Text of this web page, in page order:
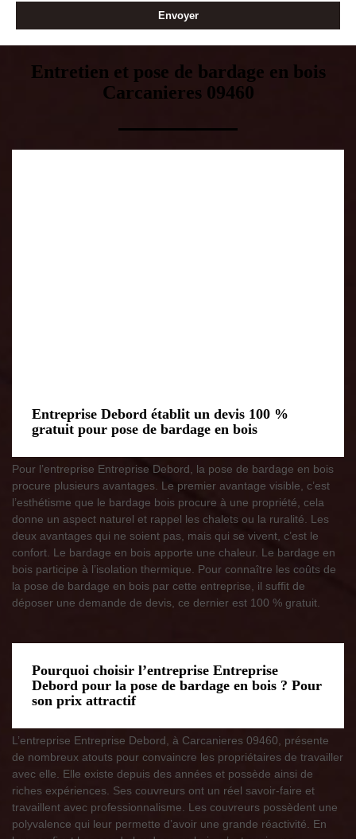
Entretien et pose de bardage en bois
Carcanieres 09460
Entreprise Debord établit un devis 100 %
gratuit pour pose de bardage en bois
Pour l’entreprise Entreprise Debord, la pose de bardage en bois
procure plusieurs avantages. Le premier avantage visible, c’est
l’esthétisme que le bardage bois procure à une propriété, cela
donne un aspect naturel et rappel les chalets ou la ruralité. Les
deux avantages qui ne soient pas, mais qui se vivent, c’est le
confort. Le bardage en bois apporte une chaleur. Le bardage en
bois participe à l’isolation thermique. Pour connaître les coûts de
la pose de bardage en bois par cette entreprise, il suffit de
déposer une demande de devis, ce dernier est 100 % gratuit.
Pourquoi choisir l’entreprise Entreprise
Debord pour la pose de bardage en bois ? Pour
son prix attractif
L’entreprise Entreprise Debord, à Carcanieres 09460, présente
de nombreux atouts pour convaincre les propriétaires de travailler
avec elle. Elle existe depuis des années et possède ainsi de
riches expériences. Ses couvreurs ont un réel savoir-faire et
travaillent avec professionnalisme. Les couvreurs possèdent une
polyvalence qui leur permette d’avoir une grande réactivité. En